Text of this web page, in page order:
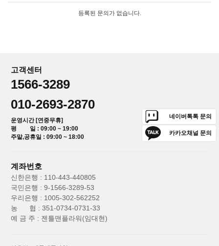
등록된 문의가 없습니다.
고객센터
1566-3289
010-2693-2870
운영시간 [연중무휴]
평 일 : 09:00 ~ 19:00
주말,공휴일 : 09:00 ~ 18:00
네이버톡톡 문의
카카오채널 문의
계좌번호
신한은행 : 110-443-440805
국민은행 : 9-1566-3289-53
우리은행 : 1005-302-562252
농 협 : 351-0734-0731-33
예 금 주 : 젠틀맨플라워(임대현)